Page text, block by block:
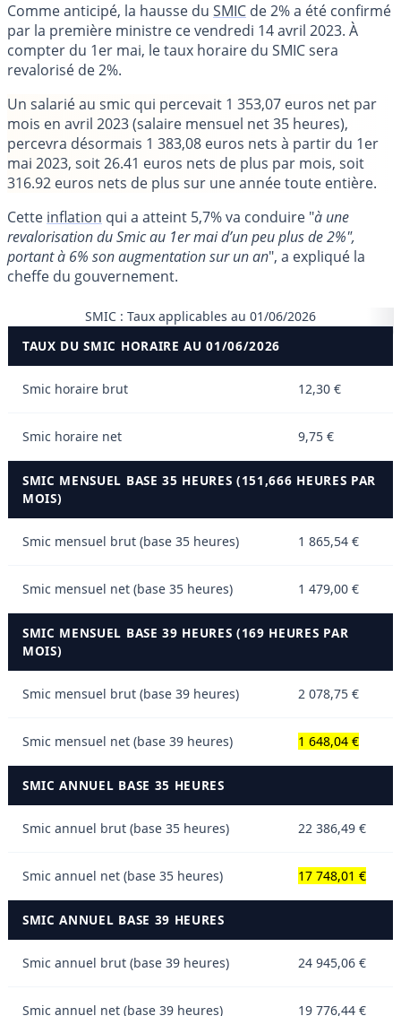
Comme anticipé, la hausse du SMIC de 2% a été confirmé
par la première ministre ce vendredi 14 avril 2023. À
compter du 1er mai, le taux horaire du SMIC sera
revalorisé de 2%.
Un salarié au smic qui percevait 1 353,07 euros net par
mois en avril 2023 (salaire mensuel net 35 heures),
percevra désormais 1 383,08 euros nets à partir du 1er
mai 2023, soit 26.41 euros nets de plus par mois, soit
316.92 euros nets de plus sur une année toute entière.
Cette inflation qui a atteint 5,7% va conduire "à une
revalorisation du Smic au 1er mai d’un peu plus de 2%",
portant à 6% son augmentation sur un an", a expliqué la
cheffe du gouvernement.
SMIC : Taux applicables au 01/06/2026
TAUX DU SMIC HORAIRE AU 01/06/2026
Smic horaire brut 12,30 €
Smic horaire net 9,75 €
SMIC MENSUEL BASE 35 HEURES (151,666 HEURES PAR
MOIS)
Smic mensuel brut (base 35 heures) 1 865,54 €
Smic mensuel net (base 35 heures) 1 479,00 €
SMIC MENSUEL BASE 39 HEURES (169 HEURES PAR
MOIS)
Smic mensuel brut (base 39 heures) 2 078,75 €
Smic mensuel net (base 39 heures) 1 648,04 €
SMIC ANNUEL BASE 35 HEURES
Smic annuel brut (base 35 heures) 22 386,49 €
Smic annuel net (base 35 heures) 17 748,01 €
SMIC ANNUEL BASE 39 HEURES
Smic annuel brut (base 39 heures) 24 945,06 €
Smic annuel net (base 39 heures) 19 776,44 €